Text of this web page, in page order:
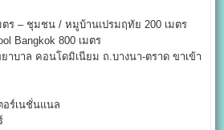
ตร – ชุมชน / หมูบ้านเปรมฤทัย 200 เมตร
Bangkok 800 เมตร
าบาล คอนโดมิเนียม ถ.บางนา-ตราด ขาเข้า
อร์เนชั่นแนล